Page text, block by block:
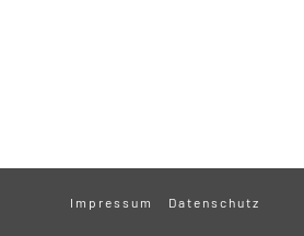
Impressum Datenschutz